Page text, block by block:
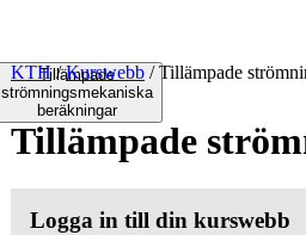
Tillämpade
strömningsmekaniska
beräkningar
KTH / Kurswebb /Tillämpade
Tillämpade
Logga in till din kurswebb